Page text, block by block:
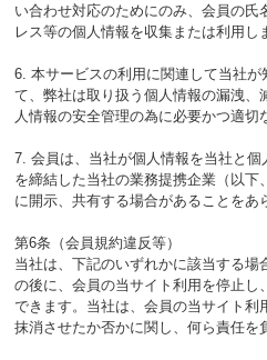
い合わせ対応のためにのみ、会員の氏
レス等の個人情報を収集または利用し
6. 本サービスの利用に関連して当社
て、弊社は取り扱う個人情報の漏洩、
人情報の安全管理の為に必要かつ適切
7. 会員は、当社が個人情報を当社と
を締結した当社の業務提携企業（以下
に開示、共有する場合があることをあ
第6条（会員規約違反等）
当社は、下記のいずれかに該当する場
の後に、会員の当サイト利用を停止し
できます。当社は、会員の当サイト利
抹消させたか否かに関し、何ら責任を